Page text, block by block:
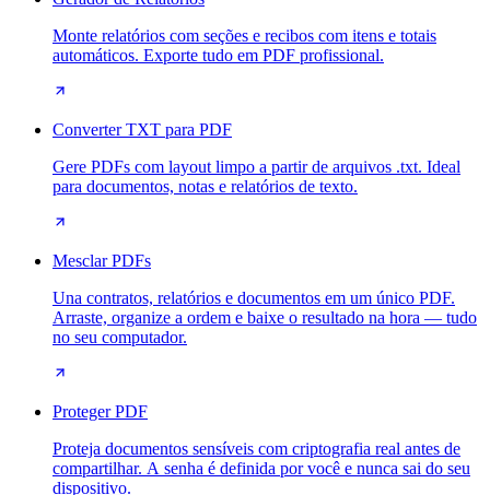
Monte relatórios com seções e recibos com itens e totais
automáticos. Exporte tudo em PDF profissional.
Converter TXT para PDF
Gere PDFs com layout limpo a partir de arquivos .txt. Ideal
para documentos, notas e relatórios de texto.
Mesclar PDFs
Una contratos, relatórios e documentos em um único PDF.
Arraste, organize a ordem e baixe o resultado na hora — tudo
no seu computador.
Proteger PDF
Proteja documentos sensíveis com criptografia real antes de
compartilhar. A senha é definida por você e nunca sai do seu
dispositivo.